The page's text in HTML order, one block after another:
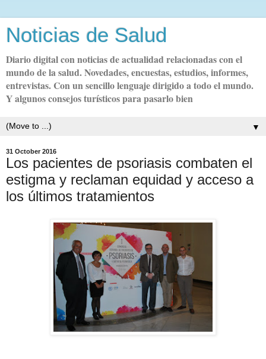
Noticias de Salud
Diario digital con noticias de actualidad relacionadas con el
mundo de la salud. Novedades, encuestas, estudios, informes,
entrevistas. Con un sencillo lenguaje dirigido a todo el mundo.
Y algunos consejos turísticos para pasarlo bien
▼
31 October 2016
Los pacientes de psoriasis combaten el
estigma y reclaman equidad y acceso a
los últimos tratamientos